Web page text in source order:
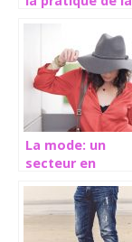
La mode: un
secteur en
changement